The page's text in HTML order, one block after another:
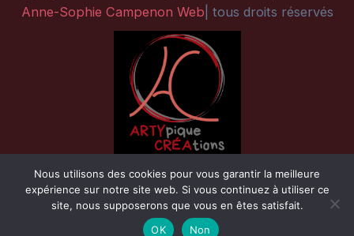
Anne-Sophie Campenon Web | tous droits réservés
Nous utilisons des cookies pour vous garantir la meilleure
expérience sur notre site web. Si vous continuez à utiliser ce
site, nous supposerons que vous en êtes satisfait.
OK
Non